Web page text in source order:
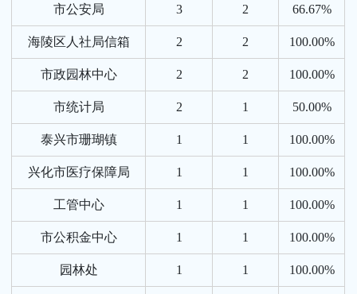
市公安局 3 2 66.67%
海陵区人社局信箱 2 2 100.00%
市政园林中心 2 2 100.00%
市统计局 2 1 50.00%
泰兴市珊瑚镇 1 1 100.00%
兴化市医疗保障局 1 1 100.00%
工管中心 1 1 100.00%
市公积金中心 1 1 100.00%
园林处 1 1 100.00%